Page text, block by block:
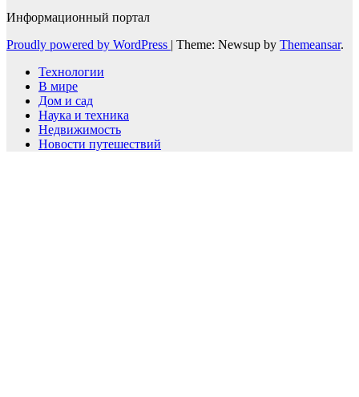
Информационный портал
Proudly powered by WordPress | Theme: Newsup by Themeansar.
Технологии
В мире
Дом и сад
Наука и техника
Недвижимость
Новости путешествий